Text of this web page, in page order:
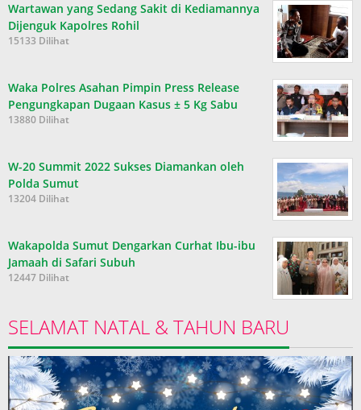
Wartawan yang Sedang Sakit di Kediamannya
Dijenguk Kapolres Rohil
15133 Dilihat
Waka Polres Asahan Pimpin Press Release
Pengungkapan Dugaan Kasus ± 5 Kg Sabu
13880 Dilihat
W-20 Summit 2022 Sukses Diamankan oleh
Polda Sumut
13204 Dilihat
Wakapolda Sumut Dengarkan Curhat Ibu-ibu
Jamaah di Safari Subuh
12447 Dilihat
SELAMAT NATAL & TAHUN BARU